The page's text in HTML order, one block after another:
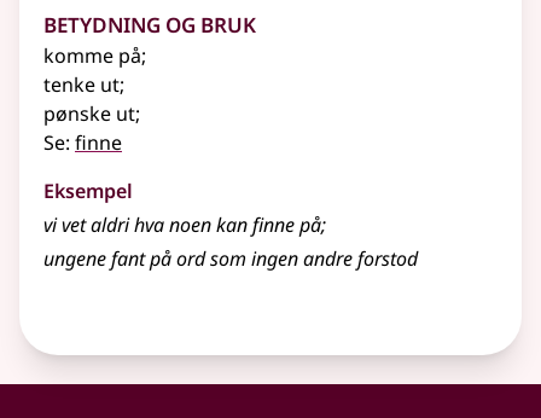
Betydning og bruk
komme på;
tenke ut;
pønske ut;
Se: finne
Eksempel
vi vet aldri hva noen kan finne på;
ungene fant på ord som ingen andre forstod